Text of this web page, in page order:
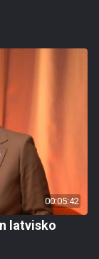
00:05:42
latvisko